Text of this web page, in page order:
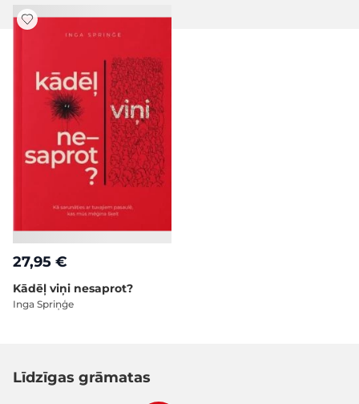
27,95 €
Kādēļ viņi nesaprot?
Inga Spriņģe
Līdzīgas grāmatas